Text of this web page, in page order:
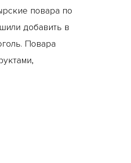
повара по
добавить в
Повара